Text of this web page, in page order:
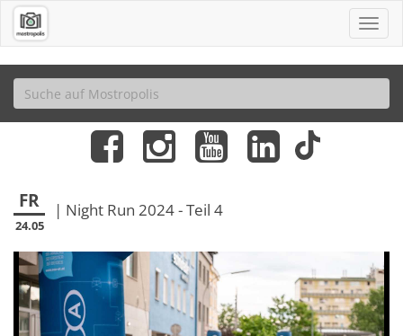
FR
24.05
| Night Run 2024 - Teil 4